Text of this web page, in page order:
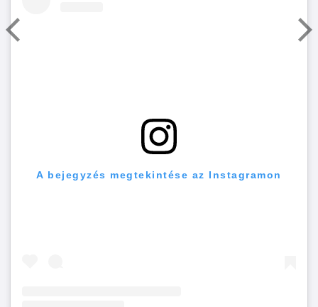
A bejegyzés megtekintése az Instagramon